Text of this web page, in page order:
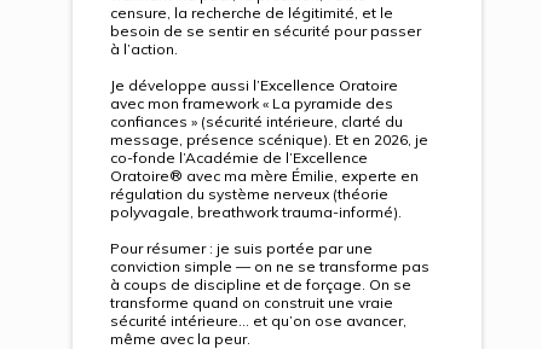
censure, la recherche de légitimité, et le
besoin de se sentir en sécurité pour passer
à l’action.
Je développe aussi l’Excellence Oratoire
avec mon framework « La pyramide des
confiances » (sécurité intérieure, clarté du
message, présence scénique). Et en 2026, je
co-fonde l’Académie de l’Excellence
Oratoire® avec ma mère Émilie, experte en
régulation du système nerveux (théorie
polyvagale, breathwork trauma-informé).
Pour résumer : je suis portée par une
conviction simple — on ne se transforme pas
à coups de discipline et de forçage. On se
transforme quand on construit une vraie
sécurité intérieure… et qu’on ose avancer,
même avec la peur.